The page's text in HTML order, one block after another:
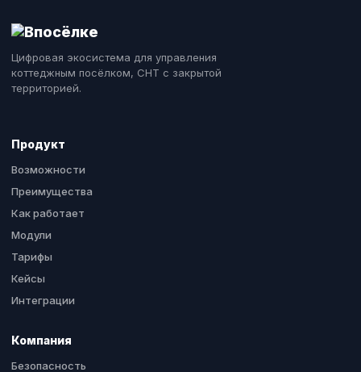
Цифровая экосистема для управления
коттеджным посёлком, СНТ с закрытой
территорией.
Продукт
Возможности
Преимущества
Как работает
Модули
Тарифы
Кейсы
Интеграции
Компания
Безопасность